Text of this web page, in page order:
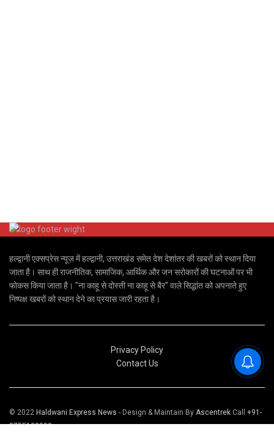
हल्द्वानी एक्सप्रेस न्यूज़ में हल्द्वानी, उत्तराखंड समेत देश देशांतर की खबरों को स्थान दिया
जाता है। साथ ही राजनीतिक, सामाजिक, आर्थिक और जन सरोकारों की घटनाओं पर भी
फोकस किया जाता है। "ना काहू से दोस्ती ना काहू से बैर" वाले सिद्धांत को अपनाते हुए
निष्पक्ष खबरों को स्थान देने का प्रयास जारी रहता है।
Privacy Policy
Contact Us
© 2022 Haldwani Express News - Design & Maintain By Ascentrek Call +91-
8755123999